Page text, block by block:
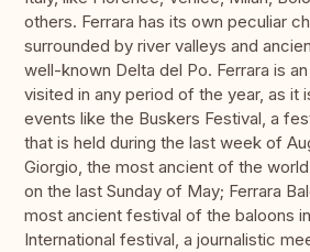
others. Ferrara has its own peculiar
surrounded by river valleys and
well-known Delta del Po. Ferrara is
visited in any period of the year, as it
events like the Buskers Festival, a
that is held during the last week of
Giorgio, the most ancient of the
on the last Sunday of May; Ferrara
most ancient festival of the baloons
International festival, a journalistic